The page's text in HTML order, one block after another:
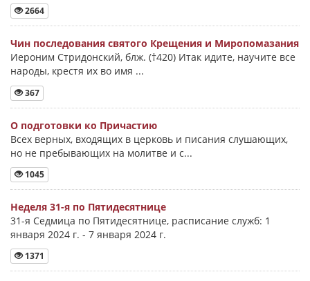
2664
Чин последования святого Крещения и Миропомазания
Иероним Стридонский, блж. (†420) Итак идите, научите все
народы, крестя их во имя ...
367
О подготовки ко Причастию
Всех верных, входящих в церковь и писания слушающих,
но не пребывающих на молитве и с...
1045
Неделя 31-я по Пятидесятнице
31-я Седмица по Пятидесятнице, расписание служб: 1
января 2024 г. - 7 января 2024 г.
1371